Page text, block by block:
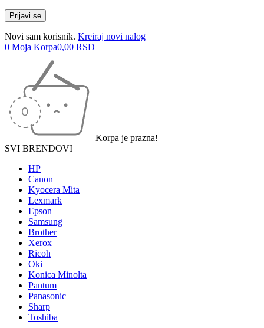
Novi sam korisnik. Kreiraj novi nalog
0 Moja Korpa0,00 RSD
Korpa je prazna!
SVI BRENDOVI
HP
Canon
Kyocera Mita
Lexmark
Epson
Samsung
Brother
Xerox
Ricoh
Oki
Konica Minolta
Pantum
Panasonic
Sharp
Toshiba